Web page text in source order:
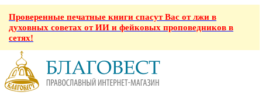
Проверенные печатные книги спасут Вас от лжи в
духовных советах от ИИ и фейковых проповедников в
сетях!